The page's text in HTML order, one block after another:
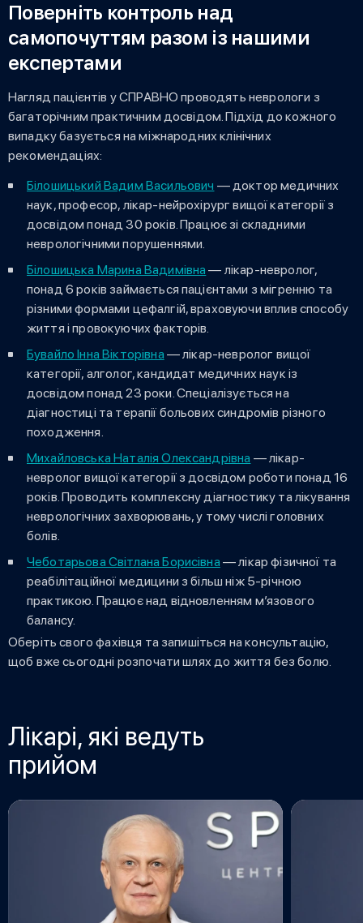
Поверніть контроль над
самопочуттям разом із нашими
експертами
Нагляд пацієнтів у СПРАВНО проводять неврологи з
багаторічним практичним досвідом. Підхід до кожного
випадку базується на міжнародних клінічних
рекомендаціях:
Білошицький Вадим Васильович — доктор медичних
наук, професор, лікар-нейрохірург вищої категорії з
досвідом понад 30 років. Працює зі складними
неврологічними порушеннями.
Білошицька Марина Вадимівна — лікар-невролог,
понад 6 років займається пацієнтами з мігренню та
різними формами цефалгій, враховуючи вплив способу
життя і провокуючих факторів.
Бувайло Інна Вікторівна — лікар-невролог вищої
категорії, алголог, кандидат медичних наук із
досвідом понад 23 роки. Спеціалізується на
діагностиці та терапії больових синдромів різного
походження.
Михайловська Наталія Олександрівна — лікар-
невролог вищої категорії з досвідом роботи понад 16
років. Проводить комплексну діагностику та лікування
неврологічних захворювань, у тому числі головних
болів.
Чеботарьова Світлана Борисівна — лікар фізичної та
реабілітаційної медицини з більш ніж 5-річною
практикою. Працює над відновленням м’язового
балансу.
Оберіть свого фахівця та запишіться на консультацію,
щоб вже сьогодні розпочати шлях до життя без болю.
Лікарі, які ведуть
прийом